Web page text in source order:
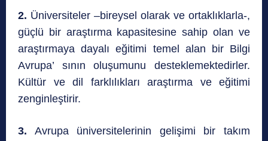
2. Üniversiteler –bireysel olarak ve ortaklıklarla-,
güçlü bir araştırma kapasitesine sahip olan ve
araştırmaya dayalı eğitimi temel alan bir Bilgi
Avrupa’ sının oluşumunu desteklemektedirler.
Kültür ve dil farklılıkları araştırma ve eğitimi
zenginleştirir.
3. Avrupa üniversitelerinin gelişimi bir takım